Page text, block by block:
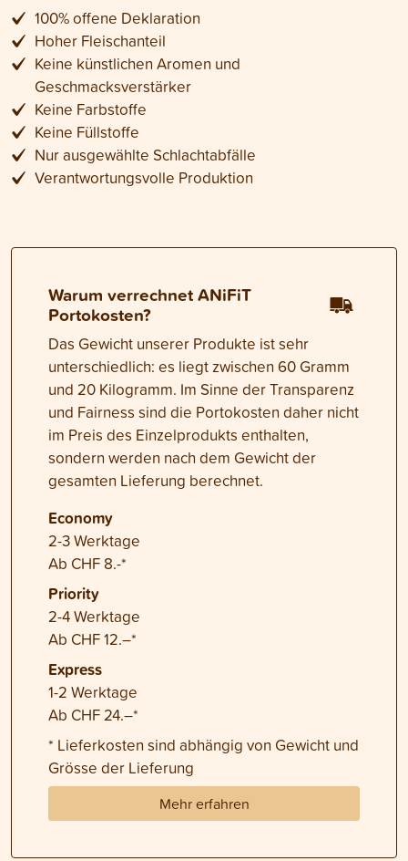
100% offene Deklaration
Hoher Fleischanteil
Keine künstlichen Aromen und
Geschmacksverstärker
Keine Farbstoffe
Keine Füllstoffe
Nur ausgewählte Schlachtabfälle
Verantwortungsvolle Produktion
Warum verrechnet ANiFiT
Portokosten?
Das Gewicht unserer Produkte ist sehr
unterschiedlich: es liegt zwischen 60 Gramm
und 20 Kilogramm. Im Sinne der Transparenz
und Fairness sind die Portokosten daher nicht
im Preis des Einzelprodukts enthalten,
sondern werden nach dem Gewicht der
gesamten Lieferung berechnet.
Economy
2-3 Werktage
Ab CHF 8.-*
Priority
2-4 Werktage
Ab CHF 12.–*
Express
1-2 Werktage
Ab CHF 24.–*
* Lieferkosten sind abhängig von Gewicht und
Grösse der Lieferung
Mehr erfahren